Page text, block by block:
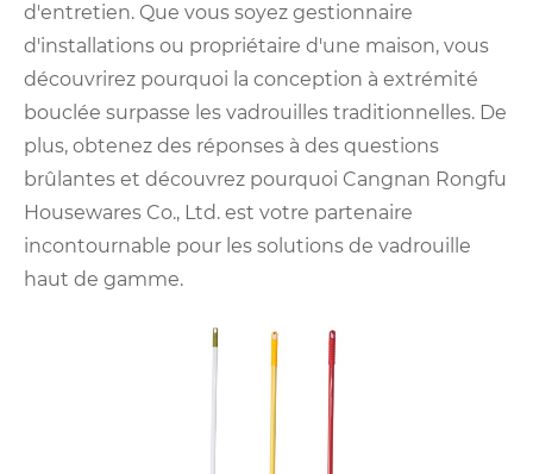
d'entretien. Que vous soyez gestionnaire
d'installations ou propriétaire d'une maison, vous
découvrirez pourquoi la conception à extrémité
bouclée surpasse les vadrouilles traditionnelles. De
plus, obtenez des réponses à des questions
brûlantes et découvrez pourquoi Cangnan Rongfu
Housewares Co., Ltd. est votre partenaire
incontournable pour les solutions de vadrouille
haut de gamme.